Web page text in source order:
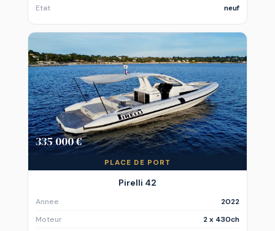
Etat
neuf
335 000 €
PLACE DE PORT
Pirelli 42
Annee
2022
Moteur
2 x 430ch